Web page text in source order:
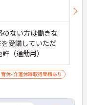
ない方は働きな
受講していただ
（通勤用）
休･介護休暇取得実績あり